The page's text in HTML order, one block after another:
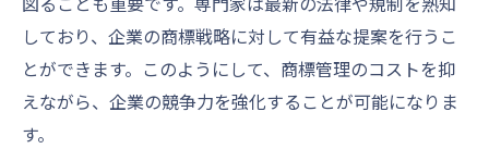
しており、企業の商標戦略に対して有益な提案を行うこ
とができます。このようにして、商標管理のコストを抑
えながら、企業の競争力を強化することが可能になりま
す。